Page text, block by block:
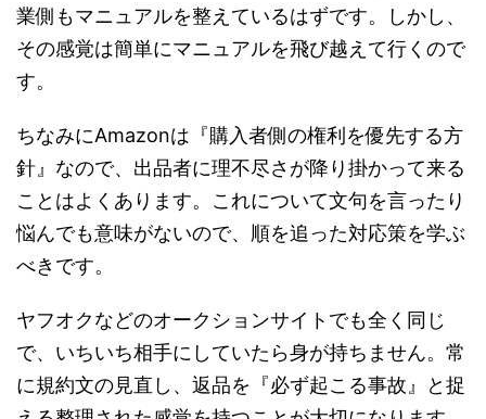
業側もマニュアルを整えているはずです。しかし、
その感覚は簡単にマニュアルを飛び越えて行くので
す。
ちなみにAmazonは『購入者側の権利を優先する方
針』なので、出品者に理不尽さが降り掛かって来る
ことはよくあります。これについて文句を言ったり
悩んでも意味がないので、順を追った対応策を学ぶ
べきです。
ヤフオクなどのオークションサイトでも全く同じ
で、いちいち相手にしていたら身が持ちません。常
に規約文の見直し、返品を『必ず起こる事故』と捉